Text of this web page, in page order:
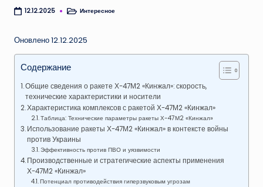
12.12.2025
Опубликовано
Интересное
Оновлено 12.12.2025
Содержание
Общие сведения о ракете Х-47М2 «Кинжал»: скорость,
технические характеристики и носители
Характеристика комплексов с ракетой Х-47М2 «Кинжал»
Таблица: Технические параметры ракеты Х-47М2 «Кинжал»
Использование ракеты Х-47М2 «Кинжал» в контексте войны
против Украины
Эффективность против ПВО и уязвимости
Производственные и стратегические аспекты применения
Х-47М2 «Кинжал»
Потенциал противодействия гиперзвуковым угрозам